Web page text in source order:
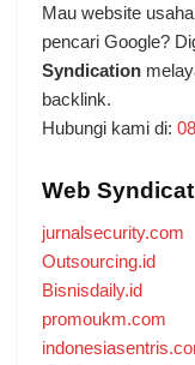
Mau website
pencari Google?
Syndication
backlink.
Hubungi kami di:
Web
jurnalsecurity.com
Outsourcing.id
Bisnisdaily.id
promoukm.com